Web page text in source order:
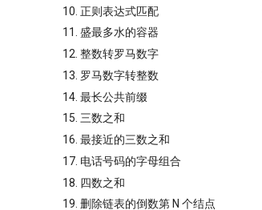
10. 正则表达式匹配
11. 盛最多水的容器
12. 整数转罗马数字
13. 罗马数字转整数
14. 最长公共前缀
15. 三数之和
16. 最接近的三数之和
17. 电话号码的字母组合
18. 四数之和
19. 删除链表的倒数第 N 个结点